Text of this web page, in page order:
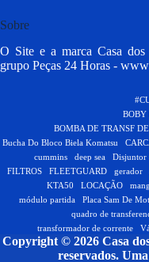
Sobre
O Site e a marca Casa dos
grupo Peças 24 Horas -
BOBY
BOMBA DE TRANSF
Bucha Do Bloco Biela Komatsu
cummins
deep sea Disjuntor
FILTROS
FLEETGUARD gerador
KTA50
LOCAÇÃO
módulo partida
Placa Sam De
quadro de
transformador de corrente
Copyright © 2026 Casa
reservados.